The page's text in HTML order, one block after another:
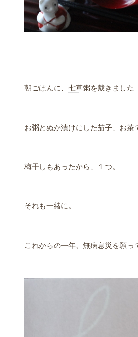
朝ごはんに、 七草粥を戴きました
お粥とぬか漬けにした茄子、お茶
梅干しもあったから、１つ。
それも一緒に。
これからの一年、無病息災を願っ